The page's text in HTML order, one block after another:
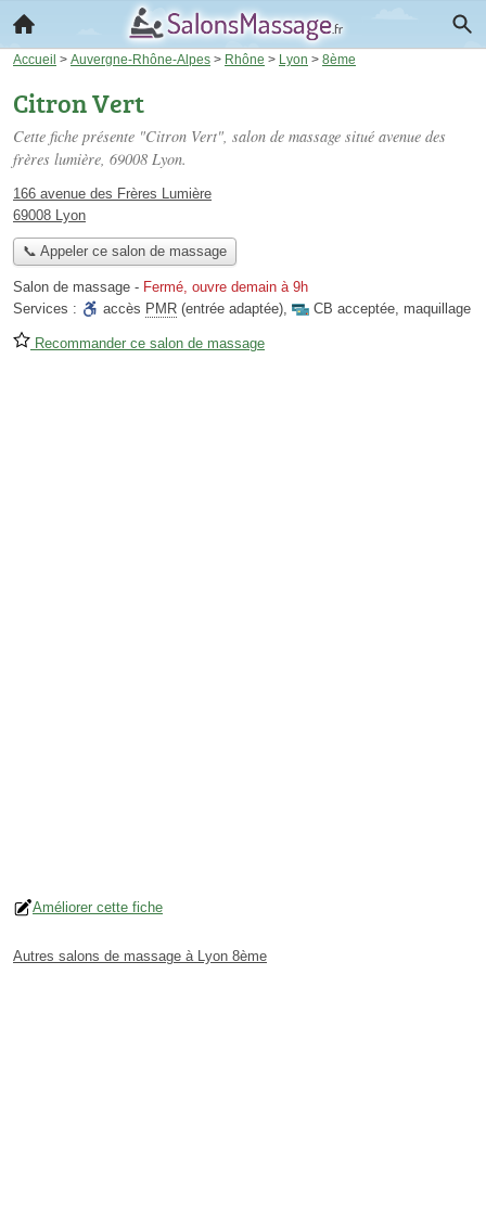
Accueil > Auvergne-Rhône-Alpes > Rhône > Lyon > 8ème
Citron Vert
Cette fiche présente "Citron Vert", salon de massage situé avenue des
frères lumière, 69008 Lyon.
166 avenue des Frères Lumière
69008 Lyon
📞 Appeler ce salon de massage
Salon de massage - Fermé, ouvre demain à 9h
Services :
accès PMR (entrée adaptée), CB acceptée, maquillage
Recommander ce salon de massage
Améliorer cette fiche
Autres salons de massage à Lyon 8ème